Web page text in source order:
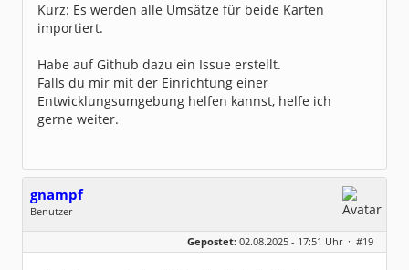
Kurz: Es werden alle Umsätze für beide Karten
importiert.
Habe auf Github dazu ein Issue erstellt.
Falls du mir mit der Einrichtung einer
Entwicklungsumgebung helfen kannst, helfe ich
gerne weiter.
gnampf
Benutzer
Geschlecht:
keine Angabe
Dabei seit:
07 / 2025
Gepostet: 02.08.2025 - 17:51 Uhr · #19